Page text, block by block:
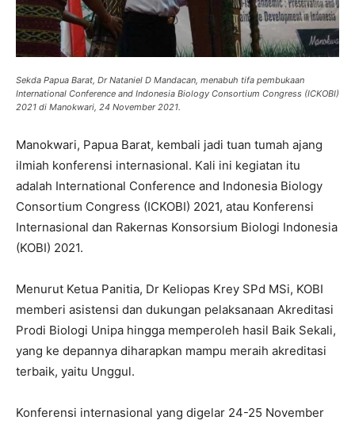
Sekda Papua Barat, Dr Nataniel D Mandacan, menabuh tifa pembukaan
International Conference and Indonesia Biology Consortium Congress (ICKOBI)
2021 di Manokwari, 24 November 2021.
Manokwari, Papua Barat, kembali jadi tuan tumah ajang
ilmiah konferensi internasional. Kali ini kegiatan itu
adalah International Conference and Indonesia Biology
Consortium Congress (ICKOBI) 2021, atau Konferensi
Internasional dan Rakernas Konsorsium Biologi Indonesia
(KOBI) 2021.
Menurut Ketua Panitia, Dr Keliopas Krey SPd MSi, KOBI
memberi asistensi dan dukungan pelaksanaan Akreditasi
Prodi Biologi Unipa hingga memperoleh hasil Baik Sekali,
yang ke depannya diharapkan mampu meraih akreditasi
terbaik, yaitu Unggul.
Konferensi internasional yang digelar 24-25 November